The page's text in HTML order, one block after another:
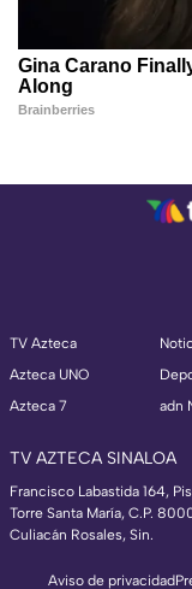
TV Azteca
Azteca UNO
Azteca 7
adn
TV AZTECA SINALOA
Francisco Labastida 164,
Torre Santa María, C.P.
Culiacán Rosales, Sin.
Aviso de privacidad